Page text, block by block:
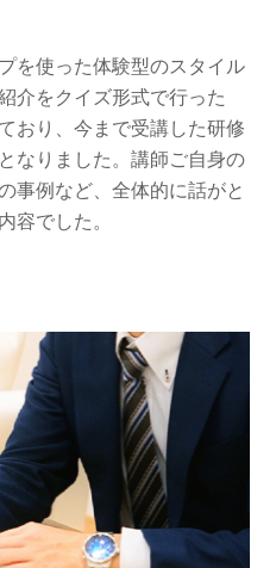
を使った体験型のスタイル
介をクイズ形式で行った
おり、今まで受講した研修
なりました。講師ご自身の
事例など、全体的に話がと
容でした。